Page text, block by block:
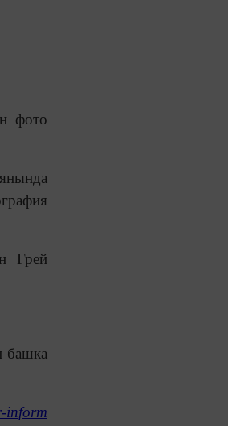
фото
Грей
башка
inform